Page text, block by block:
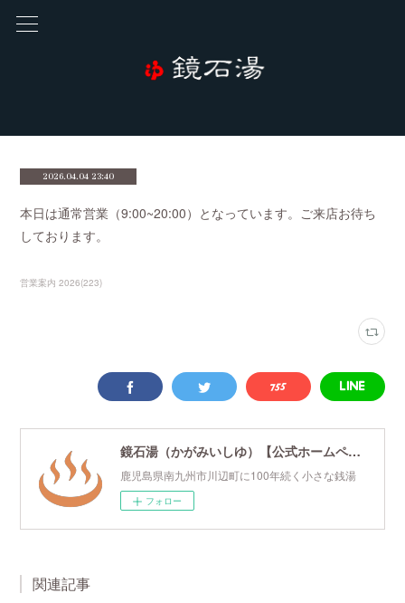
2026.04.04 23:40
本日は通常営業（9:00~20:00）となっています。ご来店お待ち
しております。
営業案内 2026(223)
鏡石湯（かがみいしゆ）【公式ホームページ】
鹿児島県南九州市川辺町に100年続く小さな銭湯
フォロー
関連記事